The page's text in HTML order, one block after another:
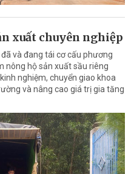
xuất chuyên nghiệp
và đang tái cơ cấu phương
nông hộ sản xuất sầu riêng
nghiệm, chuyển giao khoa
và nâng cao giá trị gia tăng